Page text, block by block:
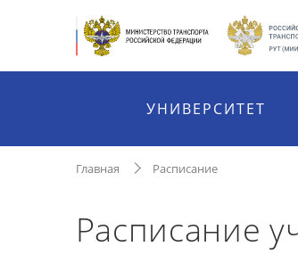
УНИВЕРСИТЕТ
Главная Расписание
Расписание